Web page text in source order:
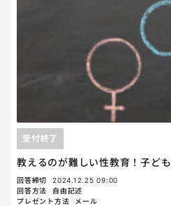
教えるのが難しい性教育！子ど
受付終了
回答締切
2024.12.25 09:00
回答方法
自由記述
プレゼント方法
メール